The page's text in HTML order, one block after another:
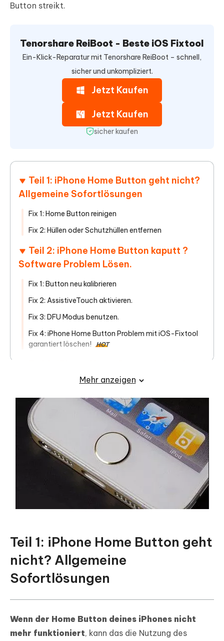
Button streikt.
Tenorshare ReiBoot - Beste iOS Fixtool
Ein-Klick-Reparatur mit Tenorshare ReiBoot – schnell,
sicher und unkompliziert.
Jetzt Kaufen
Jetzt Kaufen
sicher kaufen
Teil 1: iPhone Home Button geht nicht?
Allgemeine Sofortlösungen
Fix 1: Home Button reinigen
Fix 2: Hüllen oder Schutzhüllen entfernen
Teil 2: iPhone Home Button kaputt ?
Software Problem Lösen.
Fix 1: Button neu kalibrieren
Fix 2: AssistiveTouch aktivieren.
Fix 3: DFU Modus benutzen.
Fix 4: iPhone Home Button Problem mit iOS-Fixtool
garantiert löschen!
HOT
Hardware Problem Lösen.
Teil 4: Warum kein Home Button mehr?
FAQ zu iPhone Home Button defekt:
Mehr anzeigen
Teil 1: iPhone Home Button geht
nicht? Allgemeine
Sofortlösungen
Wenn der Home Button deines iPhones nicht
mehr funktioniert, kann das die Nutzung des